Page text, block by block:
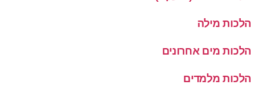
הלכות מילה
הלכות מים אחרונים
הלכות מלמדים